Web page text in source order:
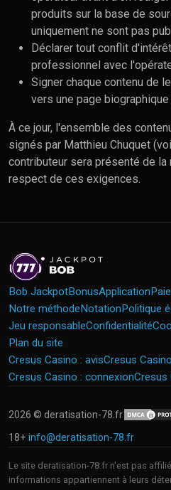
produits sur la base de
uniquement ne sont pas
Déclarer tout conflit
professionnel avec
Signer chaque contenu de
vers une page
À ce jour, l'ensemble des
signés par Matthieu Chuquet
contributeur sera présenté de la
respect de ces exigences.
Bob JackpotBonusApplication
Notre méthodeNotationPolitique
Jeu responsableConfidentialité
Plan du site
Cresus Casino : avisCresus
Cresus Casino : connexionCresus
2026 © deratisation-78.fr
18+ info@deratisation-78.fr
Le site deratisation-78.fr n'est pas
informations appartiennent à leurs